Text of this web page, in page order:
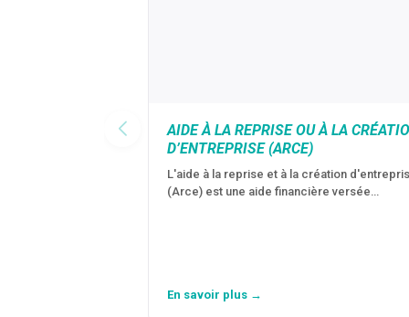
AIDE À LA REPRISE OU À LA
D’ENTREPRISE (ARCE)
L'aide à la reprise et à la création
(Arce) est une aide financière versée…
En savoir plus →